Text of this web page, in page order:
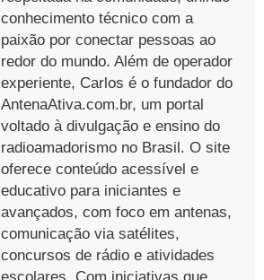
conhecimento técnico com a
paixão por conectar pessoas ao
redor do mundo. Além de operador
experiente, Carlos é o fundador do
AntenaAtiva.com.br, um portal
voltado à divulgação e ensino do
radioamadorismo no Brasil. O site
oferece conteúdo acessível e
educativo para iniciantes e
avançados, com foco em antenas,
comunicação via satélites,
concursos de rádio e atividades